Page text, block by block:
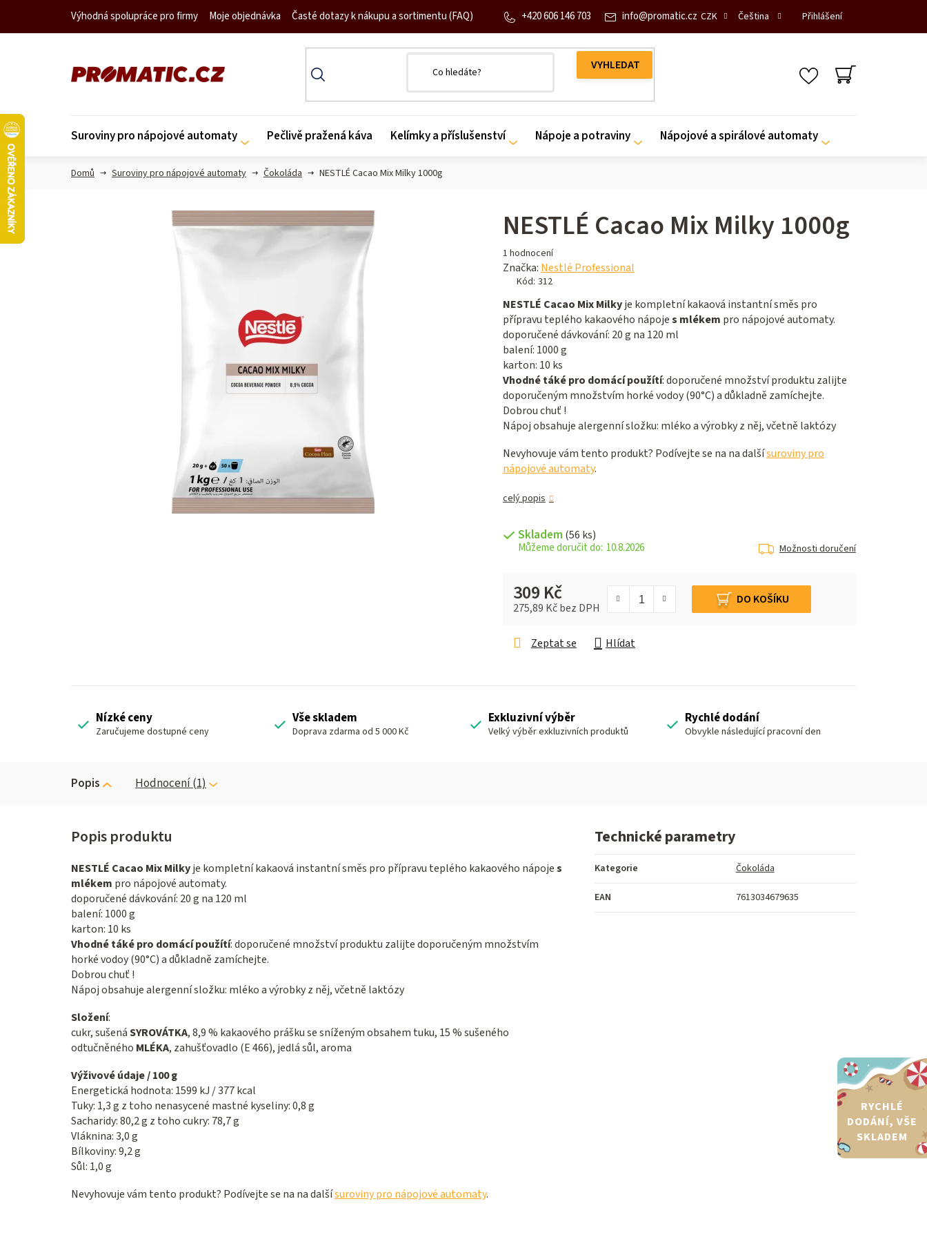
obsah
Výhodná spolupráce pro firmy Moje objednávka Časté dotazy k nákupu a sortimentu (FAQ) CZK Čeština Přihlášení
info@promatic.cz
+420 606 146 703
NÁKUPNÍ
Suroviny pro nápojové automaty Pečlivě pražená káva Kelímky a příslušenství Nápoje a potraviny Nápojové a spirálové automaty
Domů Suroviny pro nápojové automaty Čokoláda NESTLÉ Cacao Mix Milky 1000g
NESTLÉ Cacao Mix Milky 1000g
Průměrné
hodnocení
produktu
je
5,0
z 5
hvězdiček.
1 hodnocení
Značka: Nestlé Professional
Kód: 312
NESTLÉ Cacao Mix Milkyje kompletní kakaová instantní směs pro
přípravu teplého kakaového nápojes mlékem pro nápojové automaty.
doporučené dávkování: 20 g na 120 ml
balení: 1000 g
karton: 10 ks
Vhodné táké pro domácí použítí: doporučené množství produktu zalijte
doporučeným množstvím horké vodoy (90°C) a důkladně zamíchejte.
Dobrou chuť !
Nápoj obsahuje alergenní složku: mléko a výrobky z něj, včetně laktózy
Nevyhovuje vám tento produkt? Podívejte se na na dalšísuroviny pro
nápojové automaty.
celý popis
Skladem (56 ks)
10.8.2026 Možnosti doručení
309 Kč
275,89 Kč bez DPH
DO KOŠÍKU
Zeptat se Hlídat
Nízké ceny
Zaručujeme dostupné ceny
Vše skladem
Doprava zdarma od 5 000 Kč
Exkluzivní výběr
Velký výběr exkluzivních produktů
Rychlé dodání
Obvykle následující pracovní den
Popis Hodnocení (1)
NESTLÉ Cacao Mix Milkyje kompletní kakaová instantní směs pro přípravu teplého kakaového nápojes
mlékem pro nápojové automaty.
doporučené dávkování: 20 g na 120 ml
balení: 1000 g
karton: 10 ks
Vhodné táké pro domácí použítí: doporučené množství produktu zalijte doporučeným množstvím
horké vodoy (90°C) a důkladně zamíchejte.
Dobrou chuť !
Nápoj obsahuje alergenní složku: mléko a výrobky z něj, včetně laktózy
Složení:
cukr, sušenáSYROVÁTKA, 8,9 % kakaového prášku se sníženým obsahem tuku, 15 % sušeného
odtučněného MLÉKA, zahušťovadlo (E 466), jedlá sůl, aroma
Výživové údaje / 100 g
Energetická hodnota: 1599 kJ / 377 kcal
Tuky: 1,3 g z toho nenasycené mastné kyseliny: 0,8 g
Sacharidy: 80,2 g z toho cukry: 78,7 g
Vláknina: 3,0 g
Bílkoviny: 9,2 g
Sůl: 1,0 g
Nevyhovuje vám tento produkt? Podívejte se na na dalšísuroviny pro nápojové automaty.
Technické parametry
Kategorie Čokoláda
EAN 7613034679635
RYCHLÉ
DODÁNÍ, VŠE
SKLADEM